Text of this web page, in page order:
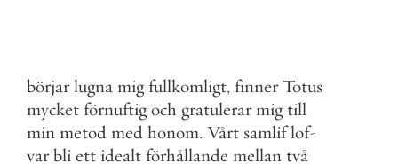
börjar lugna mig fullkomligt, finner Totus
mycket förnuftig och gratulerar mig till
min metod med honom. Vårt samlif lof-
var bli ett idealt förhållande mellan två